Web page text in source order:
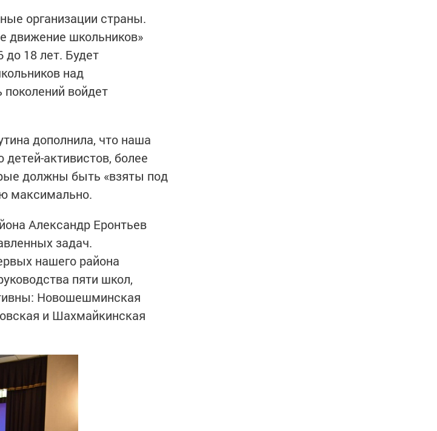
организации страны.
движение школьников»
18 лет. Будет
над
войдет
дополнила, что наша
активистов, более
должны быть «взяты под
максимально.
Александр Еронтьев
задач.
нашего района
пяти школ,
Новошешминская
и Шахмайкинская